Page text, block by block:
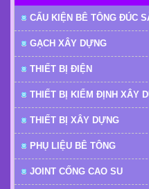
CẤU KIỆN BÊ TÔNG ĐÚC
GẠCH XÂY DỰNG
THIẾT BỊ ĐIỆN
THIẾT BỊ KIỂM ĐỊNH XÂY
THIẾT BỊ XÂY DỰNG
PHỤ LIỆU BÊ TÔNG
JOINT CỐNG CAO SU